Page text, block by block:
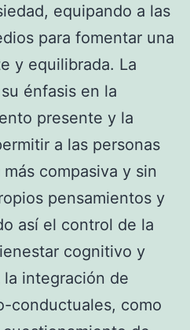
equipando a las
para fomentar una
y equilibrada. La
énfasis en la
presente y la
a las personas
compasiva y sin
pensamientos y
así el control de la
cognitivo y
integración de
conductuales, como